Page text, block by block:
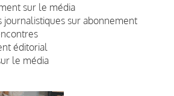
sur le média
journalistiques sur abonnement
éditorial
le média